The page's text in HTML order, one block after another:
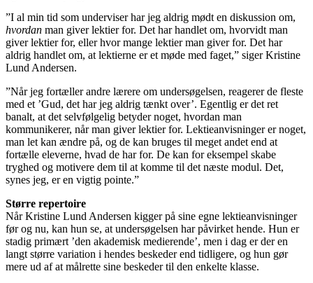
”I al min tid som underviser har jeg aldrig mødt en diskussion om,
hvordan man giver lektier for. Det har handlet om, hvorvidt man
giver lektier for, eller hvor mange lektier man giver for. Det har
aldrig handlet om, at lektierne er et møde med faget,” siger Kristine
Lund Andersen.
”Når jeg fortæller andre lærere om undersøgelsen, reagerer de fleste
med et ’Gud, det har jeg aldrig tænkt over’. Egentlig er det ret
banalt, at det selvfølgelig betyder noget, hvordan man
kommunikerer, når man giver lektier for. Lektieanvisninger er noget,
man let kan ændre på, og de kan bruges til meget andet end at
fortælle eleverne, hvad de har for. De kan for eksempel skabe
tryghed og motivere dem til at komme til det næste modul. Det,
synes jeg, er en vigtig pointe.”
Større repertoire
Når Kristine Lund Andersen kigger på sine egne lektieanvisninger
før og nu, kan hun se, at undersøgelsen har påvirket hende. Hun er
stadig primært ’den akademisk medierende’, men i dag er der en
langt større variation i hendes beskeder end tidligere, og hun gør
mere ud af at målrette sine beskeder til den enkelte klasse.